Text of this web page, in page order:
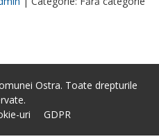
Ostra. Toate drepturile
uri
GDPR